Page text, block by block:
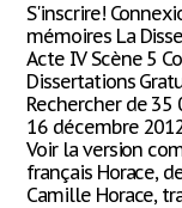
S'inscrire!
mémoires La
Acte IV Scène 5
Dissertations
Rechercher de 35
16 décembre
Voir la version
français Horace,
Camille Horace,